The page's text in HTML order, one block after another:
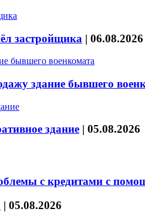
застройщика | 06.08.2026
здание бывшего
здание | 05.08.2026
с кредитами с
| 05.08.2026